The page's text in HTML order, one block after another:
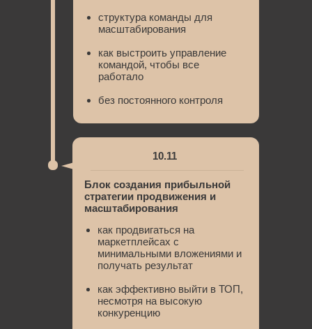
структура команды для
масштабирования
как выстроить управление
командой, чтобы все
работало
без постоянного контроля
10.11
Блок создания прибыльной
стратегии продвижения и
масштабирования
как продвигаться на
маркетплейсах с
минимальными вложениями и
получать результат
как эффективно выйти в ТОП,
несмотря на высокую
конкуренцию